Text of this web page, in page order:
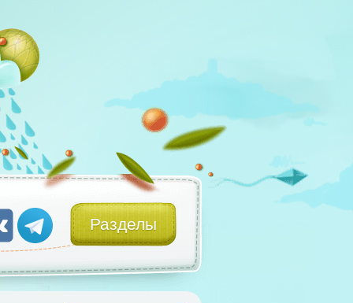
Разделы